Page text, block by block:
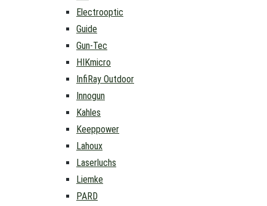
Electrooptic
Guide
Gun-Tec
HIKmicro
InfiRay Outdoor
Innogun
Kahles
Keeppower
Lahoux
Laserluchs
Liemke
PARD